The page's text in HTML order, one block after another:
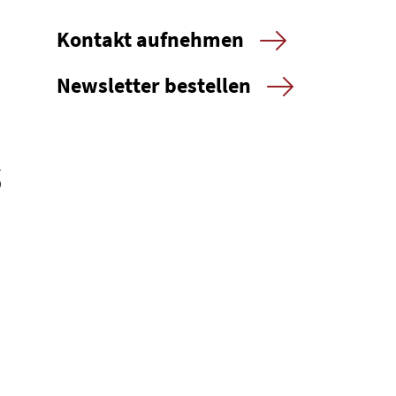
Kontakt aufnehmen
Newsletter bestellen